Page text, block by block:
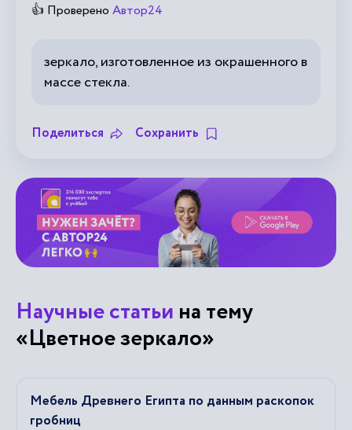
👍 Проверено Автор24
зеркало, изготовленное из окрашенного в
массе стекла.
Поделиться Сохранить
Научные статьи на тему
«Цветное зеркало»
Мебель Древнего Египта по данным раскопок
гробниц